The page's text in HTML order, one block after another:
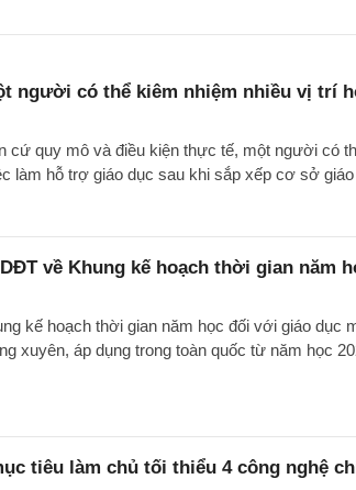
người có thể kiêm nhiệm nhiều vị trí
cứ quy mô và điều kiện thực tế, một người có
làm hỗ trợ giáo dục sau khi sắp xếp cơ sở
về Khung kế hoạch thời gian năm
kế hoạch thời gian năm học đối với giáo dục
xuyên, áp dụng trong toàn quốc từ năm học
tiêu làm chủ tối thiểu 4 công nghệ